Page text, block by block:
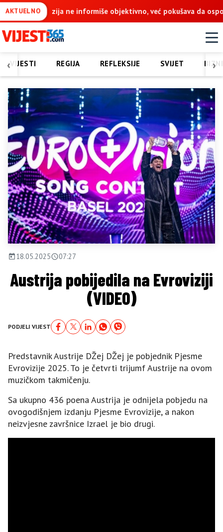
AKTUELNO
objektivno, već pokušava da ospori vodovod na Vučijaku
‹ ›
VIJESTI REGIJA REFLEKSIJE SVIJET
18.05.2025 07:27
Austrija pobijedila na Evroviziji
(VIDEO)
PODJELI VIJEST
Predstavnik Austrije DŽej DŽej je pobjednik Pjesme
Evrovizije 2025. To je četvrti trijumf Austrije na ovom
muzičkom takmičenju.
Sa ukupno 436 poena Austrija je odnijela pobjedu na
ovogodišnjem izdanju Pjesme Evrovizije, a nakon
neizvjesne završnice Izrael je bio drugi.